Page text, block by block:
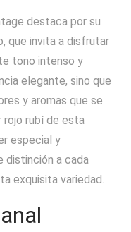
destaca por su
que invita a disfrutar
tono intenso y
elegante, sino que
y aromas que se
rojo rubí de esta
especial y
distinción a cada
exquisita variedad.